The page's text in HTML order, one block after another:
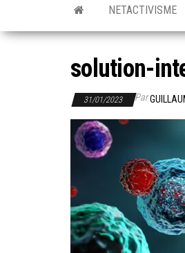
NETACTIVISME
solution-
31/01/2023 Par